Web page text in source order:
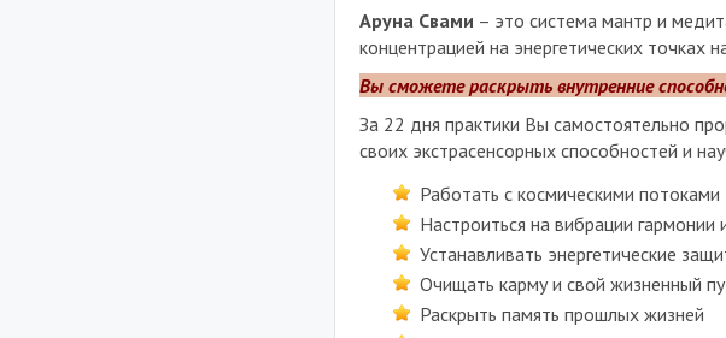
Аруна Свами – это система мантр и
концентрацией на энергетических точках
Вы сможете раскрыть внутренние
За 22 дня практики Вы самостоятельно
своих экстрасенсорных способностей и
Работать с космическими потоками
Настроиться на вибрации гармонии
Устанавливать энергетические
Очищать карму и свой жизненный
Раскрыть память прошлых жизней